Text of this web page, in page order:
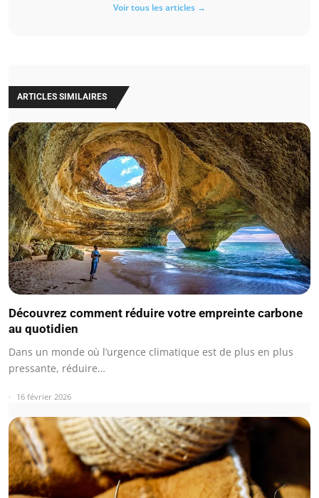
Voir tous les articles →
ARTICLES SIMILAIRES
Découvrez comment réduire votre empreinte carbone
au quotidien
Dans un monde où l’urgence climatique est de plus en plus
pressante, réduire…
16 février 2026